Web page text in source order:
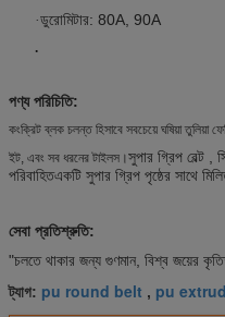
·ডুরোমিটার: 80A, 90A
.
পণ্য পরিচিতি:
কংক্রিট ব্লক চলন্ত হিসাবে সবচেয়ে ঘষিয়া তুলিয়া
ইট, এবং সব ধরনের টাইলস।সুপার গ্রিপ বেল্ট ,
পরিবাহিতএকটি সুপার গ্রিপ পৃষ্ঠের সাথে
সেবা প্রতিশ্রুতি:
"চলতে থাকার জন্য গুণমান, বিশ্ব জয়ের
ট্যাগ: pu round belt , pu